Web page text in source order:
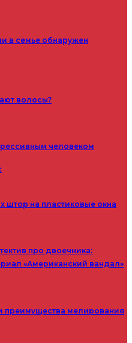
в семье обнаружен
волосы?
человеком
штор на пластиковые окна
про двоечника:
«Американский вандал»
преимущества мелирования